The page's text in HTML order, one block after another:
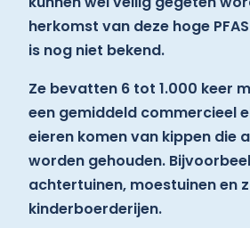
herkomst van deze hoge
is nog niet bekend.
Ze bevatten 6 tot 1.000 keer
een gemiddeld commercieel
eieren komen van kippen die
worden gehouden.
achtertuinen, moestuinen en
kinderboerderijen.